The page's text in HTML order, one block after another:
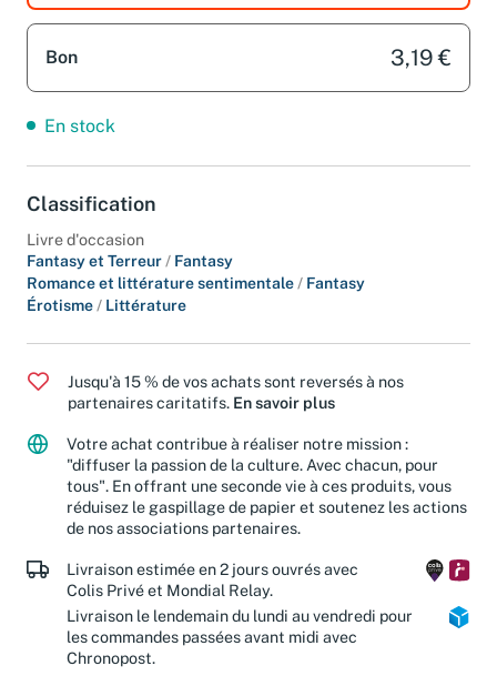
Bon 3,19 €
En stock
Classification
Livre d'occasion
Fantasy et Terreur/ Fantasy
Romance et littérature sentimentale/ Fantasy
Érotisme/ Littérature
Jusqu'à 15 % de vos achats sont reversés à nos
partenaires caritatifs. En savoir plus
Votre achat contribue à réaliser notre mission :
"diffuser la passion de la culture. Avec chacun, pour
tous". En offrant une seconde vie à ces produits, vous
réduisez le gaspillage de papier et soutenez les actions
de nos associations partenaires.
Livraison estimée en 2 jours ouvrés avec
Colis Privé et Mondial Relay.
Livraison le lendemain du lundi au vendredi pour
les commandes passées avant midi avec
Chronopost.